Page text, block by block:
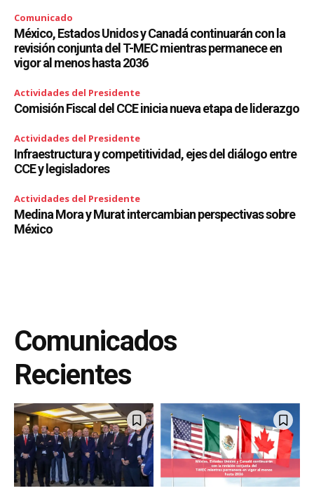
Comunicado
México, Estados Unidos y Canadá continuarán con la
revisión conjunta del T-MEC mientras permanece en
vigor al menos hasta 2036
Actividades del Presidente
Comisión Fiscal del CCE inicia nueva etapa de liderazgo
Actividades del Presidente
Infraestructura y competitividad, ejes del diálogo entre
CCE y legisladores
Actividades del Presidente
Medina Mora y Murat intercambian perspectivas sobre
México
Comunicados
Recientes